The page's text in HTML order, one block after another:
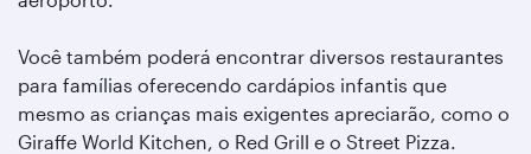
Você também poderá encontrar diversos restaurantes
para famílias oferecendo cardápios infantis que
mesmo as crianças mais exigentes apreciarão, como o
Giraffe World Kitchen, o Red Grill e o Street Pizza.